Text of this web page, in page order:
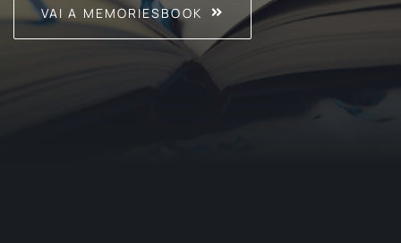
VAI A MEMORIESBOOK